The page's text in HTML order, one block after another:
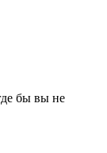
бы вы не